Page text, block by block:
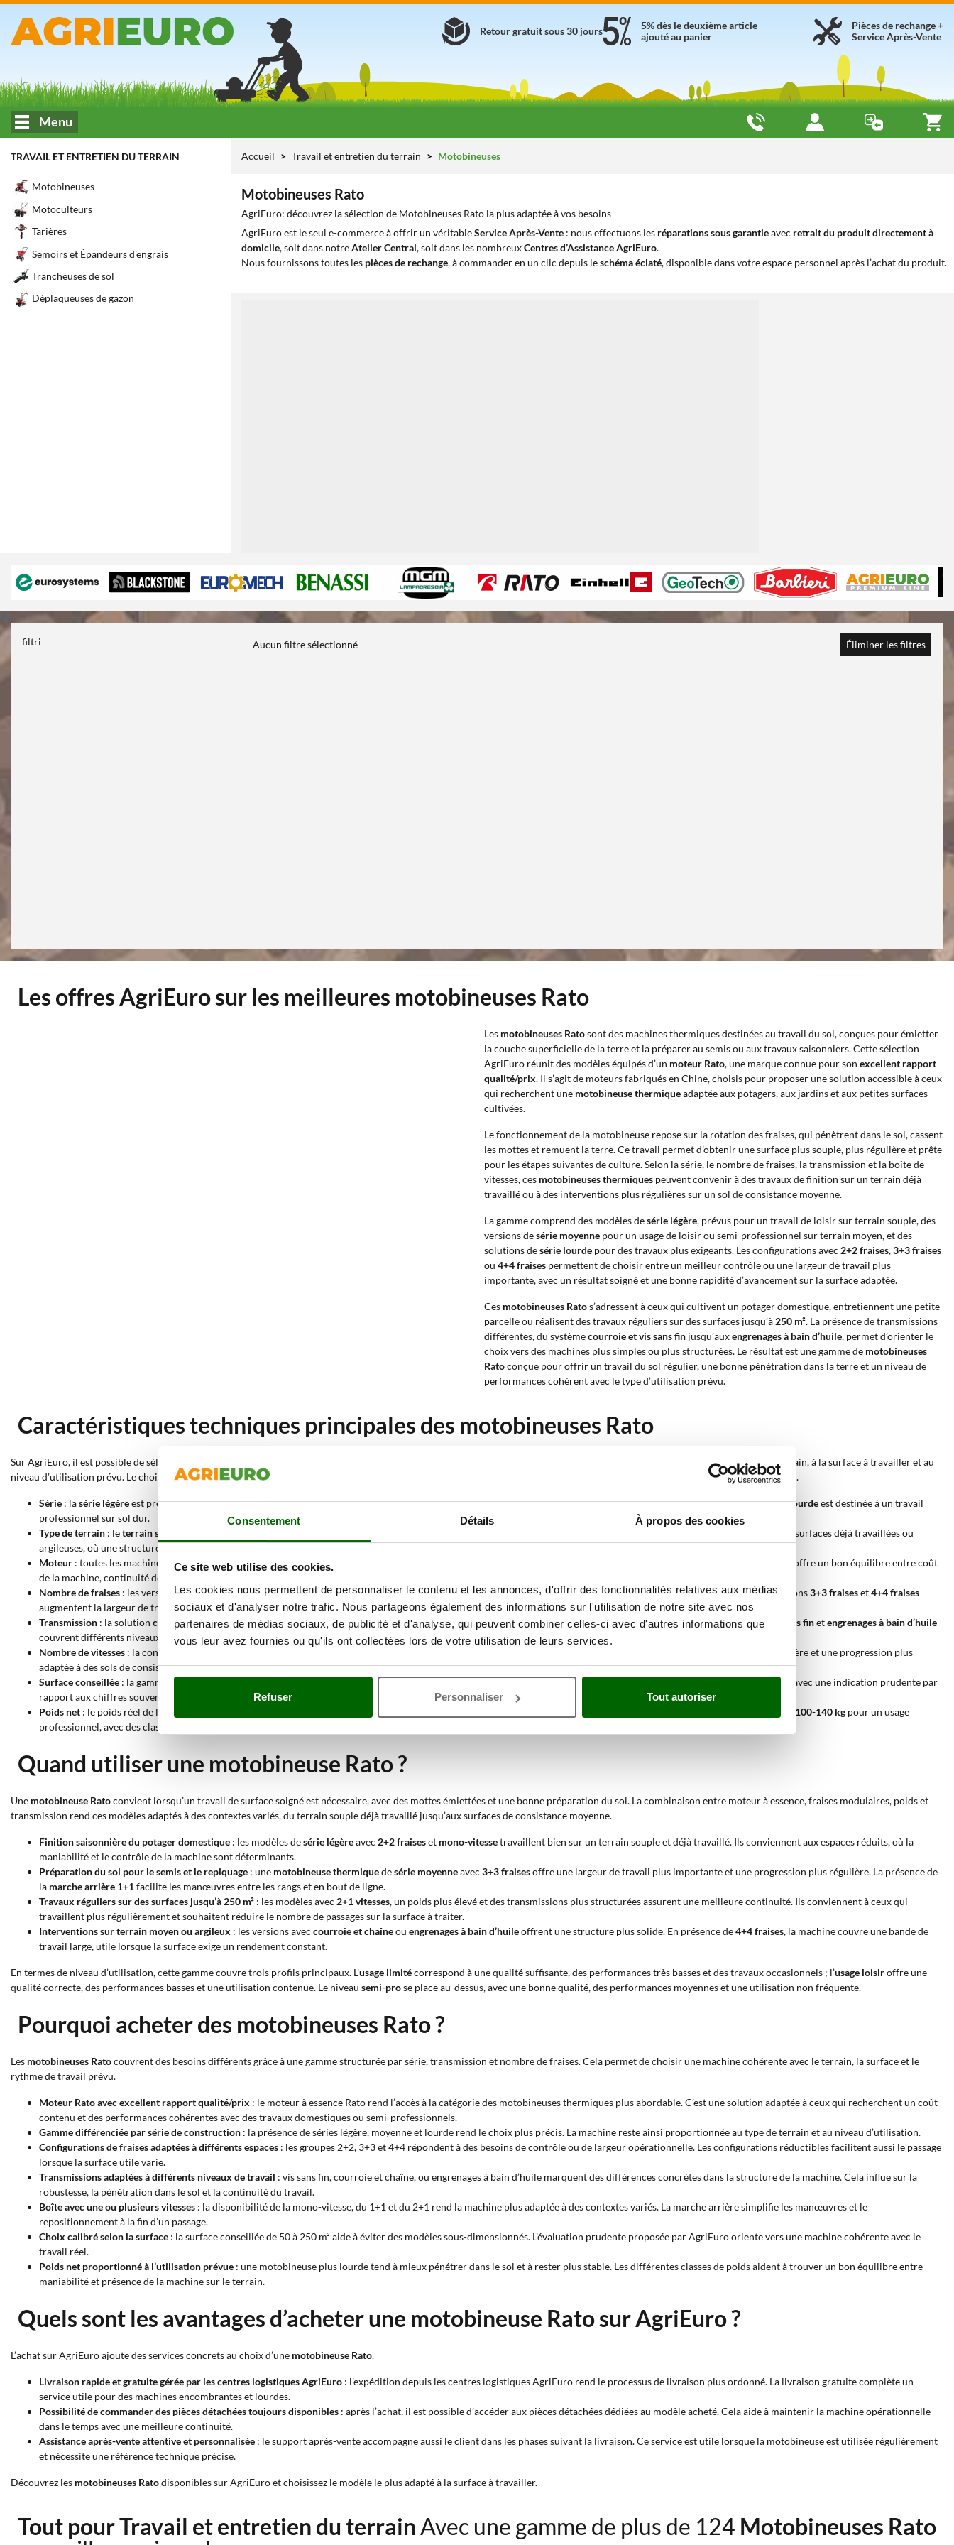
Consentement Détails À propos des cookies
Ce site web utilise des cookies.
Les cookies nous permettent de personnaliser le contenu et les annonces, d'offrir des fonctionnalités relatives aux médias
sociaux et d'analyser notre trafic. Nous partageons également des informations sur l'utilisation de notre site avec nos
partenaires de médias sociaux, de publicité et d'analyse, qui peuvent combiner celles-ci avec d'autres informations que
vous leur avez fournies ou qu'ils ont collectées lors de votre utilisation de leurs services.
Refuser Personnaliser Tout autoriser
Pièces de rechange +
Service Après-Vente
5% dès le deuxième article
ajouté au panier
Retour gratuit sous 30 jours
Menu
TRAVAIL ET ENTRETIEN DU TERRAIN
Motobineuses
Motoculteurs
Tarières
Semoirs et Épandeurs d'engrais
Trancheuses de sol
Déplaqueuses de gazon
Accueil Travail et entretien du terrain Motobineuses
Motobineuses Rato
AgriEuro: découvrez la sélection de Motobineuses Rato la plus adaptée à vos besoins
AgriEuro est le seul e-commerce à offrir un véritableService Après-Vente : nous effectuons les réparations sous garantieavec retrait du produit directement à
domicile, soit dans notreAtelier Central, soit dans les nombreuxCentres d’Assistance AgriEuro.
Nous fournissons toutes les pièces de rechange, à commander en un clic depuis leschéma éclaté, disponible dans votre espace personnel après l’achat du produit.
filtri Aucun filtre sélectionné Éliminer les filtres
Les offres AgriEuro sur les meilleures motobineuses Rato
Les motobineuses Ratosont des machines thermiques destinées au travail du sol, conçues pour émietter
la couche superficielle de la terre et la préparer au semis ou aux travaux saisonniers. Cette sélection
AgriEuro réunit des modèles équipés d’un moteur Rato, une marque connue pour son excellent rapport
qualité/prix. Il s’agit de moteurs fabriqués en Chine, choisis pour proposer une solution accessible à ceux
qui recherchent une motobineuse thermiqueadaptée aux potagers, aux jardins et aux petites surfaces
cultivées.
Le fonctionnement de la motobineuse repose sur la rotation des fraises, qui pénètrent dans le sol, cassent
les mottes et remuent la terre. Ce travail permet d’obtenir une surface plus souple, plus régulière et prête
pour les étapes suivantes de culture. Selon la série, le nombre de fraises, la transmission et la boîte de
vitesses, ces motobineuses thermiques peuvent convenir à des travaux de finition sur un terrain déjà
travaillé ou à des interventions plus régulières sur un sol de consistance moyenne.
La gamme comprend des modèles desérie légère, prévus pour un travail de loisir sur terrain souple, des
versions desérie moyenne pour un usage de loisir ou semi-professionnel sur terrain moyen, et des
solutions desérie lourde pour des travaux plus exigeants. Les configurations avec 2+2 fraises,3+3 fraises
ou 4+4 fraises permettent de choisir entre un meilleur contrôle ou une largeur de travail plus
importante, avec un résultat soigné et une bonne rapidité d’avancement sur la surface adaptée.
Ces motobineuses Ratos’adressent à ceux qui cultivent un potager domestique, entretiennent une petite
parcelle ou réalisent des travaux réguliers sur des surfaces jusqu’à 250 m². La présence de transmissions
différentes, du systèmecourroie et vis sans fin jusqu’auxengrenages à bain d’huile, permet d’orienter le
choix vers des machines plus simples ou plus structurées. Le résultat est une gamme de motobineuses
Ratoconçue pour offrir un travail du sol régulier, une bonne pénétration dans la terre et un niveau de
performances cohérent avec le type d’utilisation prévu.
Caractéristiques techniques principales des motobineuses Rato
Sur AgriEuro, il est possible de sélectionner les
en combinant plusieurs caractéristiques, afin d’identifier plus facilement le modèle le plus adapté au type de terrain, à la surface à travailler et au
niveau d’utilisation prévu. Le choix peut être affiné en tenant compte de la série, de l’alimentation, des fraises, de la transmission, des vitesses, de la surface conseillée et du poids net.
Série : lasérie légèreest prévue pour un travail de loisir sur terrain souple. Lasérie moyenneconvient à un usage de loisir ou semi-professionnel sur terrain moyen ; lasérie lourdeest destinée à un travail
professionnel sur sol dur.
Type de terrain : leterrain souple
désigne au contraire des surfaces déjà travaillées ou
argileuses, où une structure plus solide et une progression plus régulière sont nécessaires.
Moteur : toutes les machines de cette sélection sont équipées d’un
. Cette configuration est très répandue sur les motobineuses thermiques et offre un bon équilibre entre coût
de la machine, continuité de travail et simplicité d’utilisation.
Nombre de fraises : les versions2+2 fraisesdisposent de deux séries de fraises par côté et privilégient le contrôle et la précision dans les espaces plus réduits. Les configurations3+3 fraiseset4+4 fraises
augmentent la largeur de travail ; dans de nombreux cas, elles peuvent être réduites respectivement à 2+2 ou 3+3.
Transmission : la solution courroie et vis sans finassocie une transmission souple et une augmentation du couple transmis aux fraises. Les systèmes courroie et chaîne, vis sans finetengrenages à bain d’huile
couvrent différents niveaux de robustesse, de silence de fonctionnement et de continuité sous effort.
Nombre de vitesses : la configuration
ajoutent la marche arrière et une progression plus
adaptée à des sols de consistance différente.
Surface conseillée : la gamme couvre des surfaces de
. Cette valeur indique la dimension maximale pouvant être travaillée en continu dans de bonnes conditions, avec une indication prudente par
rapport aux chiffres souvent annoncés dans les catalogues officiels.
Poids net : le poids réel de la machine entièrement montée influe sur la stabilité et la pénétration dans le sol. Les catégories vont de 100-140 kg pour un usage
professionnel, avec des classes intermédiaires pour le loisir et le semi-professionnel.
Quand utiliser une motobineuse Rato ?
Une motobineuse Ratoconvient lorsqu’un travail de surface soigné est nécessaire, avec des mottes émiettées et une bonne préparation du sol. La combinaison entre moteur à essence, fraises modulaires, poids et
transmission rend ces modèles adaptés à des contextes variés, du terrain souple déjà travaillé jusqu’aux surfaces de consistance moyenne.
Finition saisonnière du potager domestique : les modèles desérie légèreavec 2+2 fraiseset mono-vitessetravaillent bien sur un terrain souple et déjà travaillé. Ils conviennent aux espaces réduits, où la
maniabilité et le contrôle de la machine sont déterminants.
Préparation du sol pour le semis et le repiquage : une motobineuse thermiquedesérie moyenneavec 3+3 fraisesoffre une largeur de travail plus importante et une progression plus régulière. La présence de
la marche arrière 1+1facilite les manœuvres entre les rangs et en bout de ligne.
Travaux réguliers sur des surfaces jusqu’à 250 m² : les modèles avec 2+1 vitesses, un poids plus élevé et des transmissions plus structurées assurent une meilleure continuité. Ils conviennent à ceux qui
travaillent plus régulièrement et souhaitent réduire le nombre de passages sur la surface à traiter.
Interventions sur terrain moyen ou argileux : les versions avec courroie et chaîneou engrenages à bain d’huileoffrent une structure plus solide. En présence de4+4 fraises, la machine couvre une bande de
travail large, utile lorsque la surface exige un rendement constant.
En termes de niveau d’utilisation, cette gamme couvre trois profils principaux. L’usage limitécorrespond à une qualité suffisante, des performances très basses et des travaux occasionnels ; l’usage loisiroffre une
qualité correcte, des performances basses et une utilisation contenue. Le niveau semi-prose place au-dessus, avec une bonne qualité, des performances moyennes et une utilisation non fréquente.
Pourquoi acheter des motobineuses Rato ?
Les motobineuses Ratocouvrent des besoins différents grâce à une gamme structurée par série, transmission et nombre de fraises. Cela permet de choisir une machine cohérente avec le terrain, la surface et le
rythme de travail prévu.
Moteur Rato avec excellent rapport qualité/prix : le moteur à essence Rato rend l’accès à la catégorie des motobineuses thermiques plus abordable. C’est une solution adaptée à ceux qui recherchent un coût
contenu et des performances cohérentes avec des travaux domestiques ou semi-professionnels.
Gamme différenciée par série de construction : la présence de séries légère, moyenne et lourde rend le choix plus précis. La machine reste ainsi proportionnée au type de terrain et au niveau d’utilisation.
Configurations de fraises adaptées à différents espaces : les groupes 2+2, 3+3 et 4+4 répondent à des besoins de contrôle ou de largeur opérationnelle. Les configurations réductibles facilitent aussi le passage
lorsque la surface utile varie.
Transmissions adaptées à différents niveaux de travail : vis sans fin, courroie et chaîne, ou engrenages à bain d’huile marquent des différences concrètes dans la structure de la machine. Cela influe sur la
robustesse, la pénétration dans le sol et la continuité du travail.
Boîte avec une ou plusieurs vitesses : la disponibilité de la mono-vitesse, du 1+1 et du 2+1 rend la machine plus adaptée à des contextes variés. La marche arrière simplifie les manœuvres et le
repositionnement à la fin d’un passage.
Choix calibré selon la surface : la surface conseillée de 50 à 250 m² aide à éviter des modèles sous-dimensionnés. L’évaluation prudente proposée par AgriEuro oriente vers une machine cohérente avec le
travail réel.
Poids net proportionné à l’utilisation prévue : une motobineuse plus lourde tend à mieux pénétrer dans le sol et à rester plus stable. Les différentes classes de poids aident à trouver un bon équilibre entre
maniabilité et présence de la machine sur le terrain.
Quels sont les avantages d’acheter une motobineuse Rato sur AgriEuro ?
L’achat sur AgriEuro ajoute des services concrets au choix d’une motobineuse Rato.
Livraison rapide et gratuite gérée par les centres logistiques AgriEuro : l’expédition depuis les centres logistiques AgriEuro rend le processus de livraison plus ordonné. La livraison gratuite complète un
service utile pour des machines encombrantes et lourdes.
Possibilité de commander des pièces détachées toujours disponibles : après l’achat, il est possible d’accéder aux pièces détachées dédiées au modèle acheté. Cela aide à maintenir la machine opérationnelle
dans le temps avec une meilleure continuité.
Assistance après-vente attentive et personnalisée : le support après-vente accompagne aussi le client dans les phases suivant la livraison. Ce service est utile lorsque la motobineuse est utilisée régulièrement
et nécessite une référence technique précise.
Découvrez les motobineuses Ratodisponibles sur AgriEuro et choisissez le modèle le plus adapté à la surface à travailler.
Tout pour Travail et entretien du terrainAvec une gamme de plus de 124 Motobineuses Rato